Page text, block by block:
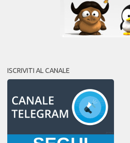
ISCRIVITI AL CANALE